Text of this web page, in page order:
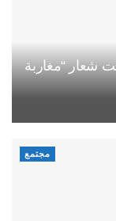
شعار “مغاربة
مجتمع